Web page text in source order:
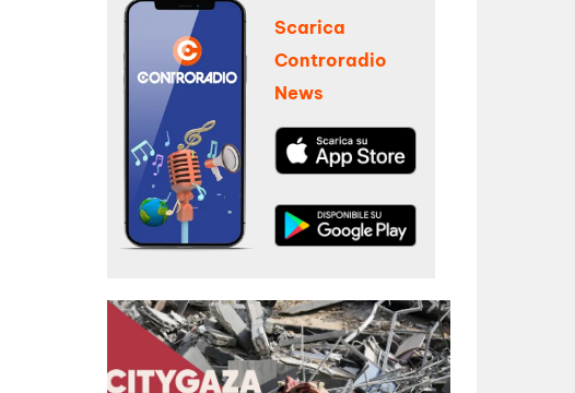
Scarica
Controradio
News